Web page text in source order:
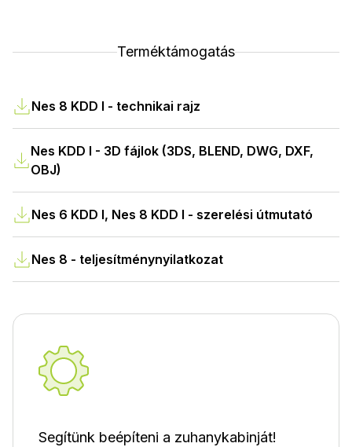
Terméktámogatás
Nes 8 KDD I - technikai rajz
Nes KDD I - 3D fájlok (3DS, BLEND, DWG, DXF,
OBJ)
Nes 6 KDD I, Nes 8 KDD I - szerelési útmutató
Nes 8 - teljesítménynyilatkozat
Segítünk beépíteni a zuhanykabinját!